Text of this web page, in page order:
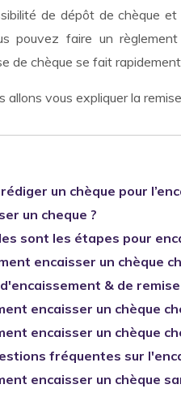
de dépôt de chèque
pouvez faire un
de chèque se fait rapidement.
allons vous expliquer la
un chèque pour
un cheque ?
sont les étapes pour
encaisser un chèque
& de
encaisser un chèque
encaisser un chèque
fréquentes sur
encaisser un chèque